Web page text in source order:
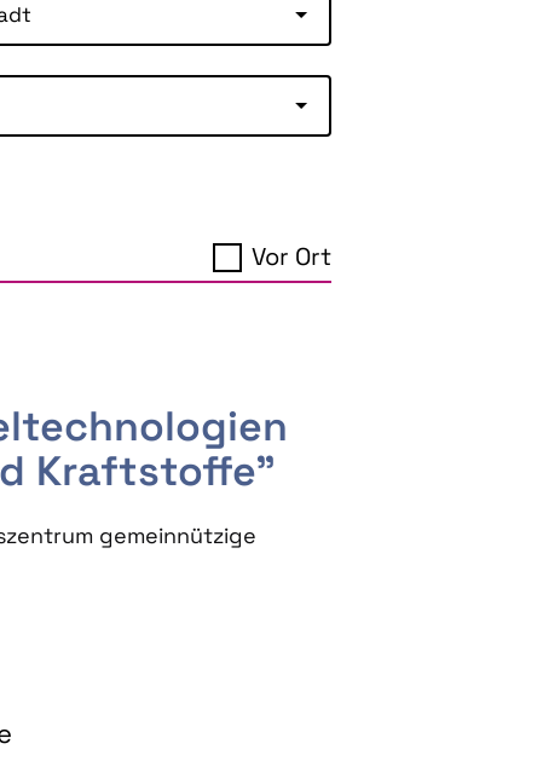
Vor Ort
Kraftstoffe"
gemeinnützige